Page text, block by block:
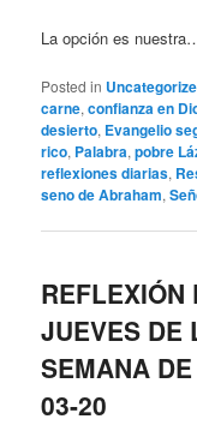
La opción es
Posted in
carne,confianza en
desierto, Evangelio
rico, Palabra,pobre
reflexiones diarias,
seno de Abraham,
REFLEXIÓN
JUEVES DE
SEMANA
03-20